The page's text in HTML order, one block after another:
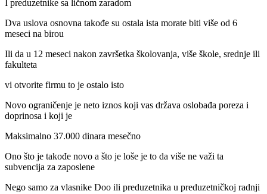
I preduzetnike sa ličnom zaradom
Dva uslova osnovna takođe su ostala ista morate biti više od 6
meseci na birou
Ili da u 12 meseci nakon završetka školovanja, više škole, srednje ili
fakulteta
vi otvorite firmu to je ostalo isto
Novo ograničenje je neto iznos koji vas država oslobađa poreza i
doprinosa i koji je
Maksimalno 37.000 dinara mesečno
Ono što je takođe novo a što je loše je to da više ne važi ta
subvencija za zaposlene
Nego samo za vlasnike Doo ili preduzetnika u preduzetničkoj radnji